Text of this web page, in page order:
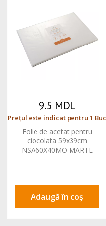
9.5 MDL
Prețul este indicat pentru 1 Buc
Folie de acetat pentru
ciocolata 59x39cm
NSA60X40MO MARTE
Adaugă în coș